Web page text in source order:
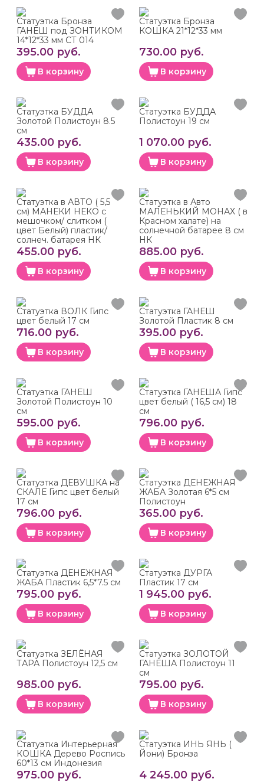
Статуэтка Бронза
ГАНЕШ под ЗОНТИКОМ
14*12*33 мм СТ 014
395.00 руб.
В корзину
Статуэтка Бронза
КОШКА 21*12*33 мм
730.00 руб.
В корзину
Статуэтка БУДДА
Золотой Полистоун 8.5
см
435.00 руб.
В корзину
Статуэтка БУДДА
Полистоун 19 см
1 070.00 руб.
В корзину
Статуэтка в АВТО ( 5,5
см) МАНЕКИ НЕКО с
мешочком/ слитком (
цвет Белый) пластик/
солнеч. батарея НК
455.00 руб.
В корзину
Статуэтка в Авто
МАЛЕНЬКИЙ МОНАХ ( в
Красном халате) на
солнечной батарее 8 см
НК
885.00 руб.
В корзину
Статуэтка ВОЛК Гипс
цвет белый 17 см
716.00 руб.
В корзину
Статуэтка ГАНЕШ
Золотой Пластик 8 см
395.00 руб.
В корзину
Статуэтка ГАНЕШ
Золотой Полистоун 10
см
595.00 руб.
В корзину
Статуэтка ГАНЕША Гипс
цвет белый ( 16,5 см) 18
см
796.00 руб.
В корзину
Статуэтка ДЕВУШКА на
СКАЛЕ Гипс цвет белый
17 см
796.00 руб.
В корзину
Статуэтка ДЕНЕЖНАЯ
ЖАБА Золотая 6*5 см
Полистоун
365.00 руб.
В корзину
Статуэтка ДЕНЕЖНАЯ
ЖАБА Пластик 6,5*7.5 см
795.00 руб.
В корзину
Статуэтка ДУРГА
Пластик 17 см
1 945.00 руб.
В корзину
Статуэтка ЗЕЛЁНАЯ
ТАРА Полистоун 12,5 см
985.00 руб.
В корзину
Статуэтка ЗОЛОТОЙ
ГАНЕША Полистоун 11
см
795.00 руб.
В корзину
Статуэтка Интерьерная
КОШКА Дерево Роспись
60*13 см Индонезия
975.00 руб.
Статуэтка ИНЬ ЯНЬ (
Йони) Бронза
4 245.00 руб.